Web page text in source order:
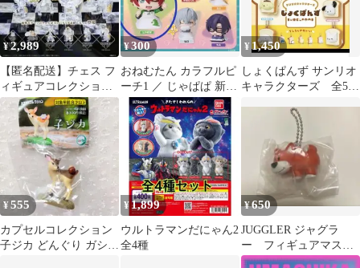
¥2,989
【匿名配送】チェス フ
ィギュアコレクション
全6種 フルコンプセッ
ト ガチャ
¥300
おねむたん カラフルピ
ーチ1 ／ じゃぱぱ 新品
未使用品 カプセルト
イ
¥1,450
しょくぱんず サンリオ
キャラクターズ 全5種
¥555
カプセルコレクション
子ジカ どんぐり ガシャ
¥1,899
ウルトラマンだにゃん2
全4種
¥650
JUGGLER ジャグラ
ー フィギュアマスコ
ット ガチャガチャ